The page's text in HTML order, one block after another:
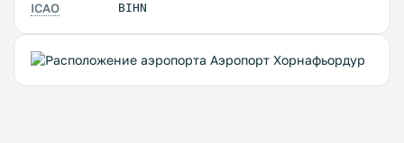
ICAO BIHN